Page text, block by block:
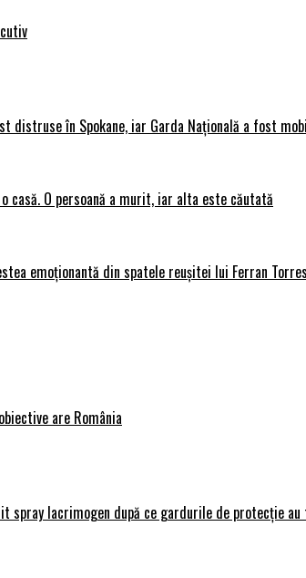
distruse în Spokane, iar Garda Națională a fost
casă. O persoană a murit, iar alta este căutată
emoționantă din spatele reușitei lui Ferran
are România
spray lacrimogen după ce gardurile de protecție